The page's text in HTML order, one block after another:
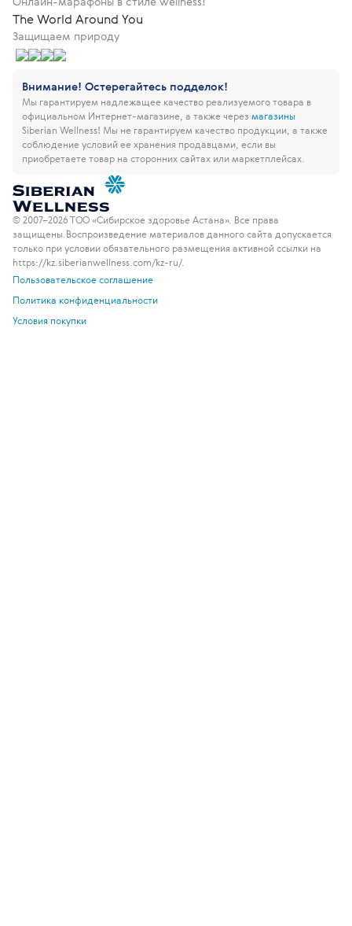
The World Around You
Защищаем природу
Внимание! Остерегайтесь подделок!
Мы гарантируем надлежащее качество реализуемого товара в
официальном Интернет-магазине, а также через магазины
Siberian Wellness! Мы не гарантируем качество продукции, а также
соблюдение условий ее хранения продавцами, если вы
приобретаете товар на сторонних сайтах или маркетплейсах.
© 2007–2026 ТОО «Сибирское здоровье Астана». Все права
защищены. Воспроизведение материалов данного сайта допускается
только при условии обязательного размещения активной ссылки на
https://kz.siberianwellness.com/kz-ru/.
Пользовательское соглашение
Политика конфиденциальности
Условия покупки